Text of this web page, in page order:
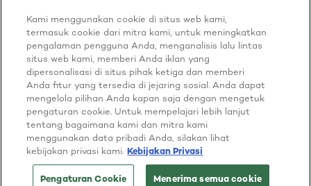
MORE TO EXPLORE
Youtube
Twitter
Privacy policy
Kami menggunakan cookie di situs web kami,
termasuk cookie dari mitra kami, untuk meningkatkan
pengalaman pengguna Anda, menganalisis lalu lintas
situs web kami, memberi Anda iklan yang
dipersonalisasi di situs pihak ketiga dan memberi
Anda fitur yang tersedia di jejaring sosial. Anda dapat
mengelola pilihan Anda kapan saja dengan mengetuk
pengaturan cookie. Untuk mempelajari lebih lanjut
tentang bagaimana kami dan mitra kami
menggunakan data pribadi Anda, silakan lihat
kebijakan privasi kami. Kebijakan Privasi
Pengaturan Cookie Menerima semua cookie